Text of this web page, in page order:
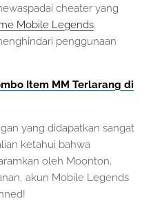
cheater yang
Mobile Legends.
penggunaan
Item MM Terlarang di
yang didapatkan sangat
ketahui bahwa
oleh Moonton.
akun Mobile Legends